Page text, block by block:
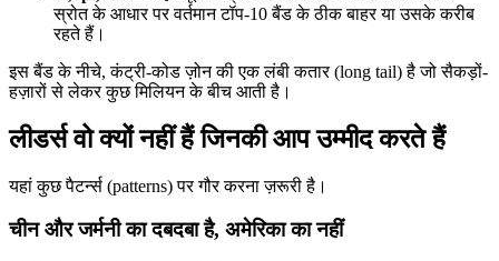
स्रोत के आधार पर वर्तमान टॉप-10 बैंड के ठीक बाहर या उसके करीब
रहते हैं।
इस बैंड के नीचे, कंट्री-कोड ज़ोन की एक लंबी कतार (long tail) है जो सैकड़ों-
हज़ारों से लेकर कुछ मिलियन के बीच आती है।
लीडर्स वो क्यों नहीं हैं जिनकी आप उम्मीद करते हैं
यहां कुछ पैटर्न्स (patterns) पर गौर करना ज़रूरी है।
चीन और जर्मनी का दबदबा है, अमेरिका का नहीं